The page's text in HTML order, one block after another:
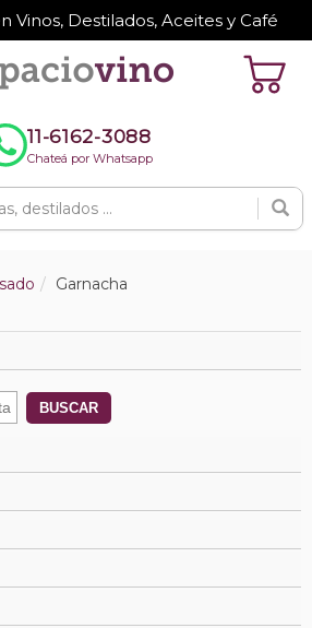
Vinos, Destilados, Aceites y Café
11-6162-3088
Chateá por Whatsapp
Garnacha
BUSCAR